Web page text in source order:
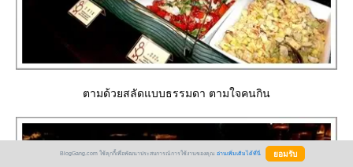
ตามด้วยสลัดแบบธรรมดา ตามใจคนกิน
BlogGang.com ใช้คุกกี้เพื่อพัฒนาประสบการณ์การใช้งานของคุณ อ่านเพิ่มเติมได้ที่นี่